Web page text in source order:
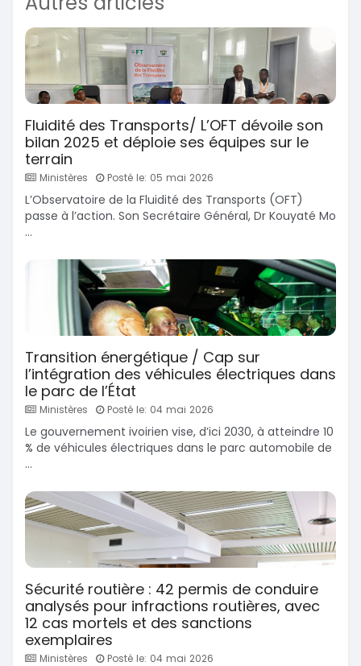
Fluidité des Transports/ L’OFT dévoile son
bilan 2025 et déploie ses équipes sur le
terrain
Ministères Posté le: 05 mai 2026
L’Observatoire de la Fluidité des Transports (OFT)
passe à l’action. Son Secrétaire Général, Dr Kouyaté Mo
...
Transition énergétique / Cap sur
l’intégration des véhicules électriques dans
le parc de l’État
Ministères Posté le: 04 mai 2026
Le gouvernement ivoirien vise, d’ici 2030, à atteindre 10
% de véhicules électriques dans le parc automobile de
...
Sécurité routière : 42 permis de conduire
analysés pour infractions routières, avec
12 cas mortels et des sanctions
exemplaires
Ministères Posté le: 04 mai 2026